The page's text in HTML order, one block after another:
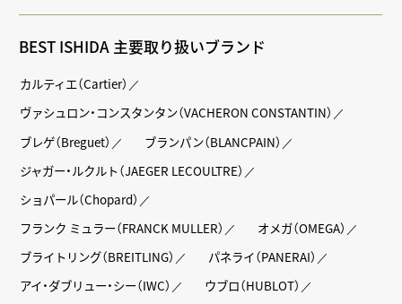
BEST ISHIDA 主要取り扱いブランド
カルティエ（Cartier）
ヴァシュロン・コンスタンタン（VACHERON CONSTANTIN）
ブレゲ（Breguet）
ブランパン（BLANCPAIN）
ジャガー・ルクルト（JAEGER LECOULTRE）
ショパール（Chopard）
フランク ミュラー（FRANCK MULLER）
オメガ（OMEGA）
ブライトリング（BREITLING）
パネライ（PANERAI）
アイ・ダブリュー・シー（IWC）
ウブロ（HUBLOT）